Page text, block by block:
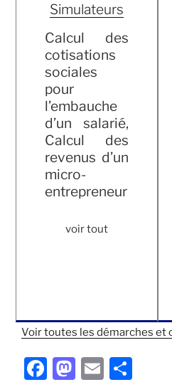
Simulateurs
Calcul des
cotisations
sociales
pour
l’embauche
d’un salarié,
Calcul des
revenus d’un
micro-
entrepreneur
voir tout
Voir toutes les démarches et
F
M E